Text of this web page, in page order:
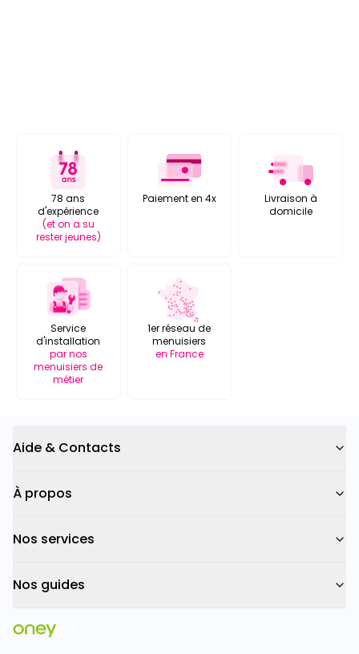
78 ans
d'expérience
(et on a su
rester jeunes)
Paiement en 4x
Livraison à
domicile
Service
d'installation
par nos
menuisiers de
métier
1er réseau de
menuisiers
en France
Aide & Contacts
À propos
Nos services
Nos guides